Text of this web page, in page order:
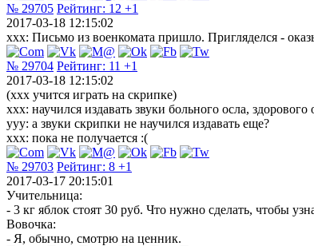
№ 29705 Рейтинг: 12 +1
2017-03-18 12:15:02
xxx: Письмо из военкомата пришло. Пригляделся -
№ 29704 Рейтинг: 11 +1
2017-03-18 12:15:02
(ххх учится играть на скрипке)
ххх: научился издавать звуки больного осла,
ууу: а звуки скрипки не научился издавать еще?
ххх: пока не получается :(
№ 29703 Рейтинг: 8 +1
2017-03-17 20:15:01
Учительница:
- 3 кг яблок стоят 30 руб. Что нужно сделать, чтобы
Вовочка:
- Я, обычно, смотрю на ценник.